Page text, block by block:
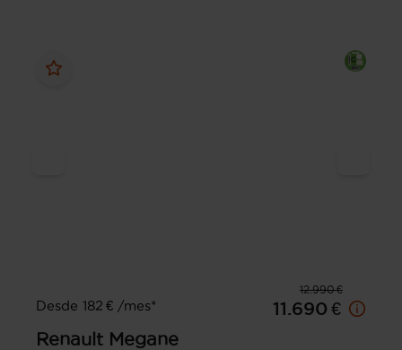
12.990 €
Desde 182 € /mes*
11.690 €
Renault Megane